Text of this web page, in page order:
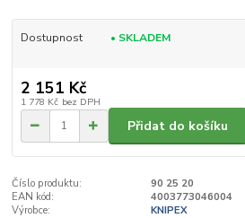
Dostupnost • SKLADEM
2 151 Kč
1 778 Kč bez DPH
Přidat do košíku
Číslo produktu:
90 25 20
EAN kód:
4003773046004
Výrobce:
KNIPEX